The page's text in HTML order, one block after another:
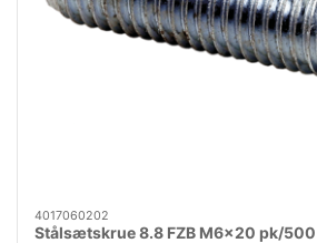
4017060202
Stålsætskrue 8.8 FZB M6×20 pk/500